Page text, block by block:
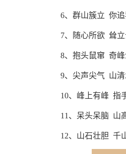
6、群山簇立 你
7、随心所欲 耸
8、抱头鼠窜 奇
9、尖声尖气 山
10、峰上有峰 指
11、呆头呆脑 山
12、山石壮胆 千